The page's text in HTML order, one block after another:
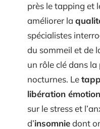
près le tapping et
améliorer la
spécialistes
du sommeil et de
un rôle clé dans
nocturnes. Le
libération
sur le stress et
d’insomniedont